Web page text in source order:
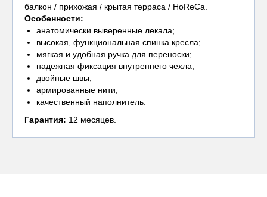
балкон / прихожая / крытая терраса / HoReCa.
Особенности:
анатомически выверенные лекала;
высокая, функциональная спинка кресла;
мягкая и удобная ручка для переноски;
надежная фиксация внутреннего чехла;
двойные швы;
армированные нити;
качественный наполнитель.
Гарантия: 12 месяцев.